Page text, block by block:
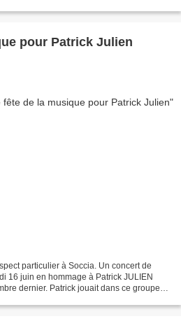
pour Patrick Julien
particulier à Soccia. Un concert de
16 juin en hommage à Patrick JULIEN
dernier. Patrick jouait dans ce groupe.